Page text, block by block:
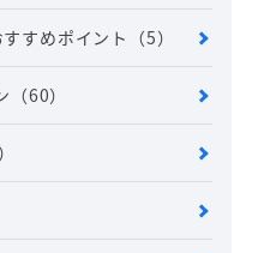
すめポイント （5）
（60）